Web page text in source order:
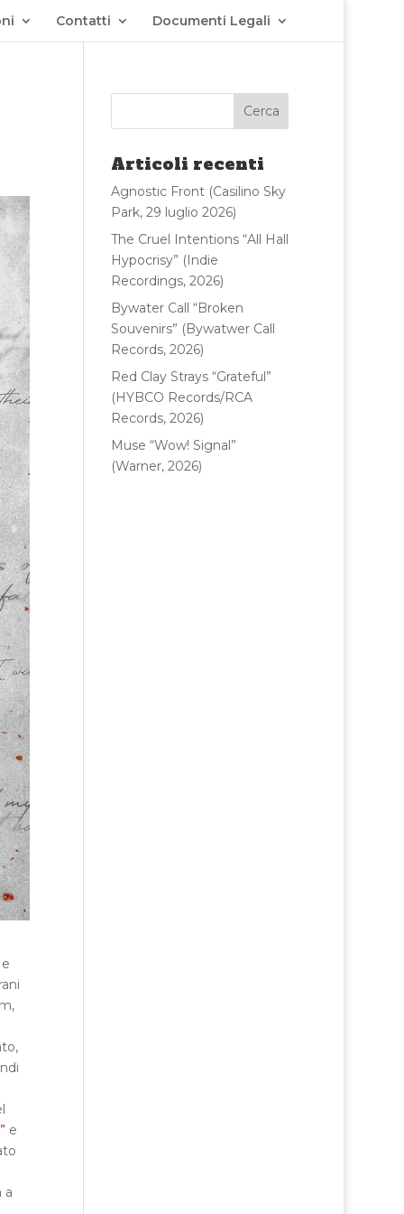
Contatti Documenti Legali
e
a
Articoli recenti
Agnostic Front (Casilino Sky
Park, 29 luglio 2026)
The Cruel Intentions “All Hall
Hypocrisy” (Indie
Recordings, 2026)
Bywater Call “Broken
Souvenirs” (Bywatwer Call
Records, 2026)
Red Clay Strays “Grateful”
(HYBCO Records/RCA
Records, 2026)
Muse “Wow! Signal”
(Warner, 2026)